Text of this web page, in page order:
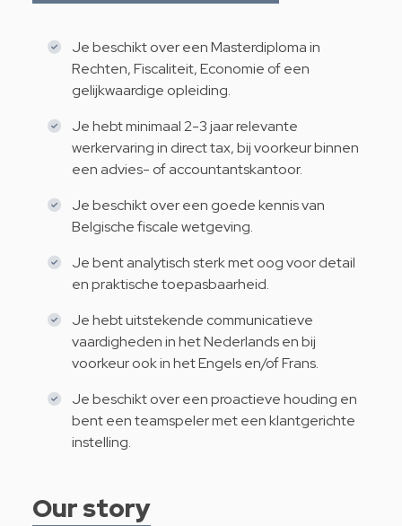
Je beschikt over een Masterdiploma in
Rechten, Fiscaliteit, Economie of een
gelijkwaardige opleiding.
Je hebt minimaal 2-3 jaar relevante
werkervaring in direct tax, bij voorkeur binnen
een advies- of accountantskantoor.
Je beschikt over een goede kennis van
Belgische fiscale wetgeving.
Je bent analytisch sterk met oog voor detail
en praktische toepasbaarheid.
Je hebt uitstekende communicatieve
vaardigheden in het Nederlands en bij
voorkeur ook in het Engels en/of Frans.
Je beschikt over een proactieve houding en
bent een teamspeler met een klantgerichte
instelling.
Our story